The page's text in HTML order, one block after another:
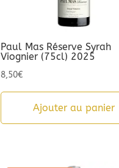
Paul Mas Réserve Syrah
Viognier (75cl) 2025
8,50€
Ajouter au panier